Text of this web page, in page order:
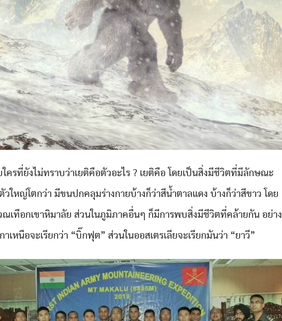
ครที่ยังไม่ทราบว่าเยติคือตัวอะไร ? เยติคือ โดยเป็นสิ่งมีชีวิตที่มีลักษณะ
ใหญ่โตกว่า มีขนปกคลุมร่างกายบ้างก็ว่าสีน้ำตาลแดง บ้างก็ว่าสีขาว โดย
ณเทือกเขาหิมาลัย ส่วนในภูมิภาคอื่นๆ ก็มีการพบสิ่งมีชีวิตที่คล้ายกัน อย่าง
าเหนือจะเรียกว่า “บิ๊กฟุต” ส่วนในออสเตรเลียจะเรียกมันว่า “ยาวี”